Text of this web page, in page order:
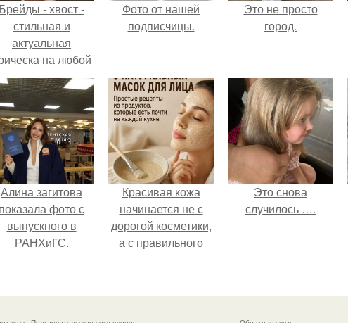
Брейды - хвост -
стильная и
актуальная
на любой
случай.
Фото от нашей
подписчицы.
Это не просто
город.
Алина загитова
показала фото с
выпускного в
РАНХиГС.
Красивая кожа
начинается не с
дорогой косметики,
а с правильного
Это снова
случилось ….